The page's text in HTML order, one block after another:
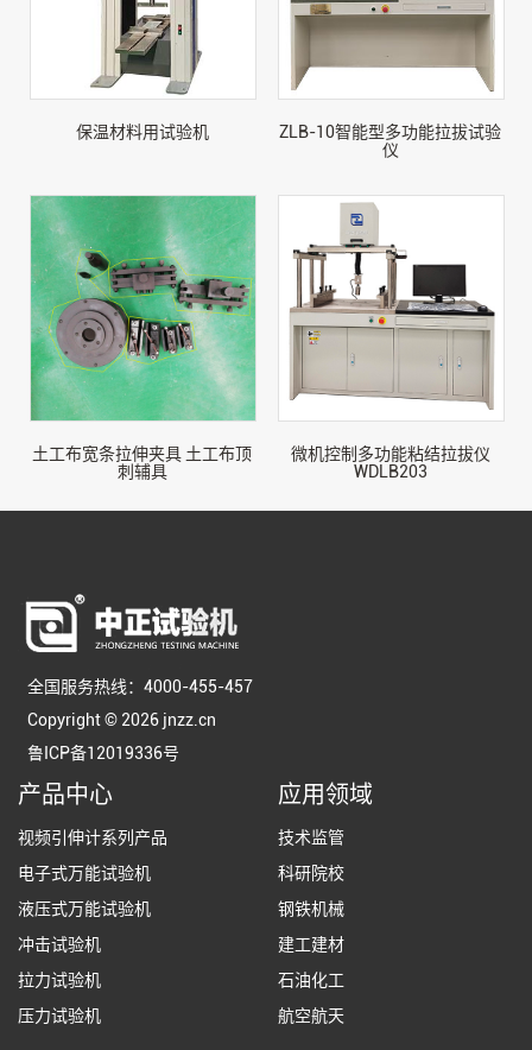
保温材料用试验机
ZLB-10智能型多功能拉拔试验
仪
土工布宽条拉伸夹具 土工布顶
刺辅具
微机控制多功能粘结拉拔仪
WDLB203
全国服务热线：4000-455-457
Copyright © 2026 jnzz.cn
鲁ICP备12019336号
产品中心
视频引伸计系列产品
电子式万能试验机
液压式万能试验机
冲击试验机
拉力试验机
压力试验机
应用领域
技术监管
科研院校
钢铁机械
建工建材
石油化工
航空航天